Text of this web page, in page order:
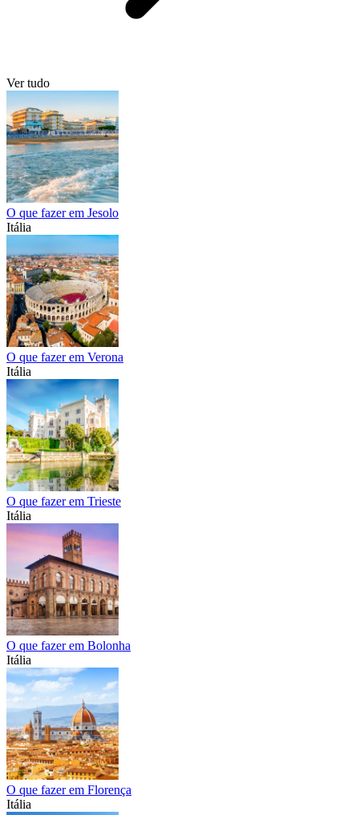
Ver tudo
O que fazer em Jesolo
Itália
O que fazer em Verona
Itália
O que fazer em Trieste
Itália
O que fazer em Bolonha
Itália
O que fazer em Florença
Itália